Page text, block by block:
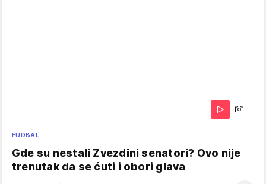
FUDBAL
Gde su nestali Zvezdini senatori? Ovo nije
trenutak da se ćuti i obori glava